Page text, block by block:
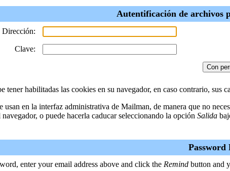
Autentificación de archivos
Dirección:
Clave:
tener habilitadas las cookies en su navegador, en caso contrario, sus
usan en la interfaz administrativa de Mailman, de manera que no
o puede hacerla caducar seleccionando la opción Salida
Password
enter your email address above and click the Remind button and